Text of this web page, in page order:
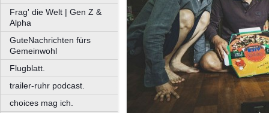
Frag' die Welt | Gen Z &
Alpha
GuteNachrichten fürs
Gemeinwohl
Flugblatt.
trailer-ruhr podcast.
choices mag ich.